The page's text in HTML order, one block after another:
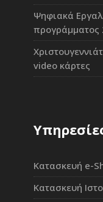
Ψηφιακά
προγράμματος
video κάρτες
Κατασκευή e-
Κατασκευή